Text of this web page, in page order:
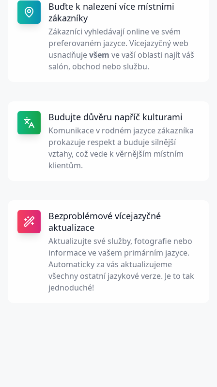
Buďte k nalezení více místními
zákazníky
Zákazníci vyhledávají online ve svém
preferovaném jazyce. Vícejazyčný web
usnadňujevšem ve vaší oblasti najít váš
salón, obchod nebo službu.
Budujte důvěru napříč kulturami
Komunikace v rodném jazyce zákazníka
prokazuje respekt a buduje silnější
vztahy, což vede k věrnějším místním
klientům.
Bezproblémové vícejazyčné
aktualizace
Aktualizujte své služby, fotografie nebo
informace ve vašem primárním jazyce.
Automaticky za vás aktualizujeme
všechny ostatní jazykové verze. Je to tak
jednoduché!